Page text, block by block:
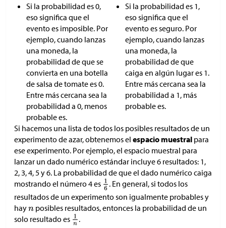
Si la probabilidad es 0,
eso significa que el
evento es imposible. Por
ejemplo, cuando lanzas
una moneda, la
probabilidad de que se
convierta en una botella
de salsa de tomate es 0.
Entre más cercana sea la
probabilidad a 0, menos
probable es.
Si la probabilidad es 1,
eso significa que el
evento es seguro. Por
ejemplo, cuando lanzas
una moneda, la
probabilidad de que
caiga en algún lugar es 1.
Entre más cercana sea la
probabilidad a 1, más
probable es.
Si hacemos una lista de todos los posibles resultados de un
experimento de azar, obtenemos el espacio muestral para
ese experimento. Por ejemplo, el espacio muestral para
lanzar un dado numérico estándar incluye 6 resultados: 1,
2, 3, 4, 5 y 6. La probabilidad de que el dado numérico caiga
mostrando el número 4 es
. En general, si todos los
resultados de un experimento son igualmente probables y
hay
posibles resultados, entonces la probabilidad de un
solo resultado es
.